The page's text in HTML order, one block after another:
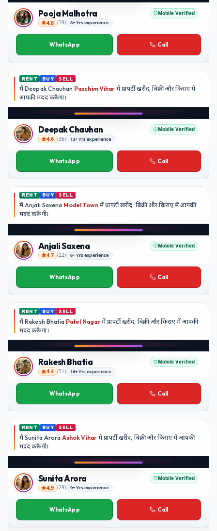
Pooja Malhotra
Pooja Malhotra Mobile Verified
4.8 (39) 8+ Yrs experience
WhatsApp Call
RENT BUY SELL
मैंDeepak Chauhan Paschim Vihar में प्रापर्टी खरीद, बिक्री और किराए में
आपकी मदद करूँगा।
Deepak Chauhan
Deepak Chauhan Mobile Verified
4.6 (36) 13+ Yrs experience
WhatsApp Call
RENT BUY SELL
मैंAnjali Saxena Model Townमें प्रापर्टी खरीद, बिक्री और किराए में आपकी
मददकरूँगी।
Anjali Saxena
Anjali Saxena Mobile Verified
4.7 (22) 6+ Yrs experience
WhatsApp Call
RENT BUY SELL
मैंRakesh Bhatia Patel Nagarमें प्रापर्टी खरीद, बिक्री और किराए में आपकी
मददकरूँगा।
Rakesh Bhatia
Rakesh Bhatia Mobile Verified
4.4 (51) 16+ Yrs experience
WhatsApp Call
RENT BUY SELL
मैंSunita Arora Ashok Viharमें प्रापर्टी खरीद, बिक्री और किराए में आपकी
मददकरूँगी।
Sunita Arora
Sunita Arora Mobile Verified
4.9 (29) 9+ Yrs experience
WhatsApp Call